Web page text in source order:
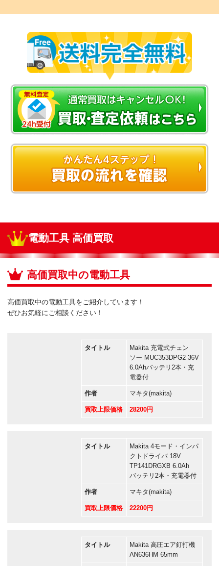
電動工具 高価買取
高価買取中の電動工具
高価買取中の電動工具をご紹介しています！
ぜひお気軽にご相談ください！
タイトル
Makita 充電式チェン
ソー MUC353DPG2 36V
6.0Ahバッテリ2本・充
電器付
作者 マキタ(makita)
買取上限価格 28200円
タイトル
Makita 4モード・インパ
クトドライバ 18V
TP141DRGXB 6.0Ah
バッテリ2本・充電器付
作者 マキタ(makita)
買取上限価格 22200円
タイトル
Makita 高圧エア釘打機
AN636HM 65mm